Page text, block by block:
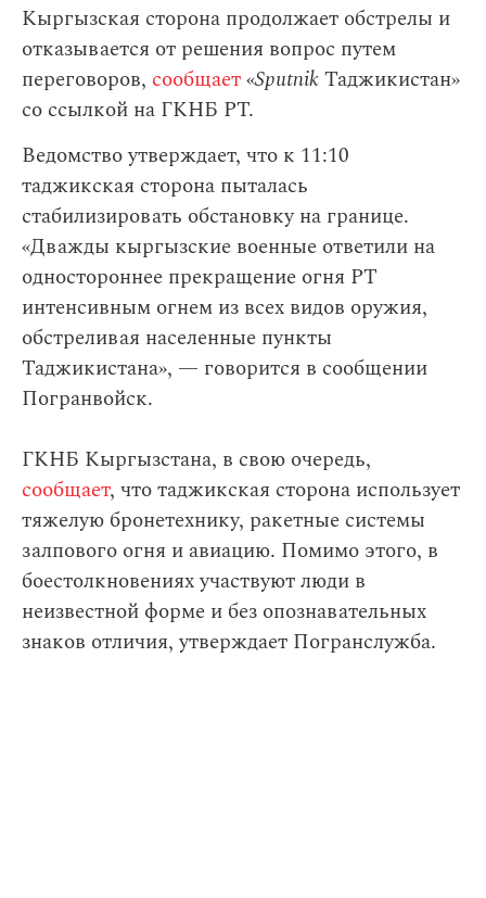
Кыргызская сторона продолжает обстрелы и
отказывается от решения вопрос путем
переговоров, сообщает«SputnikТаджикистан»
со ссылкой на ГКНБ РТ.
Ведомство утверждает, что к 11:10
таджикская сторона пыталась
стабилизировать обстановку на границе.
«Дважды кыргызские военные ответили на
одностороннее прекращение огня РТ
интенсивным огнем из всех видов оружия,
обстреливая населенные пункты
Таджикистана», — говорится в сообщении
Погранвойск.
ГКНБ Кыргызстана, в свою очередь,
сообщает, что таджикская сторона использует
тяжелую бронетехнику, ракетные системы
залпового огня и авиацию. Помимо этого, в
боестолкновениях участвуют люди в
неизвестной форме и без опознавательных
знаков отличия, утверждает Погранслужба.